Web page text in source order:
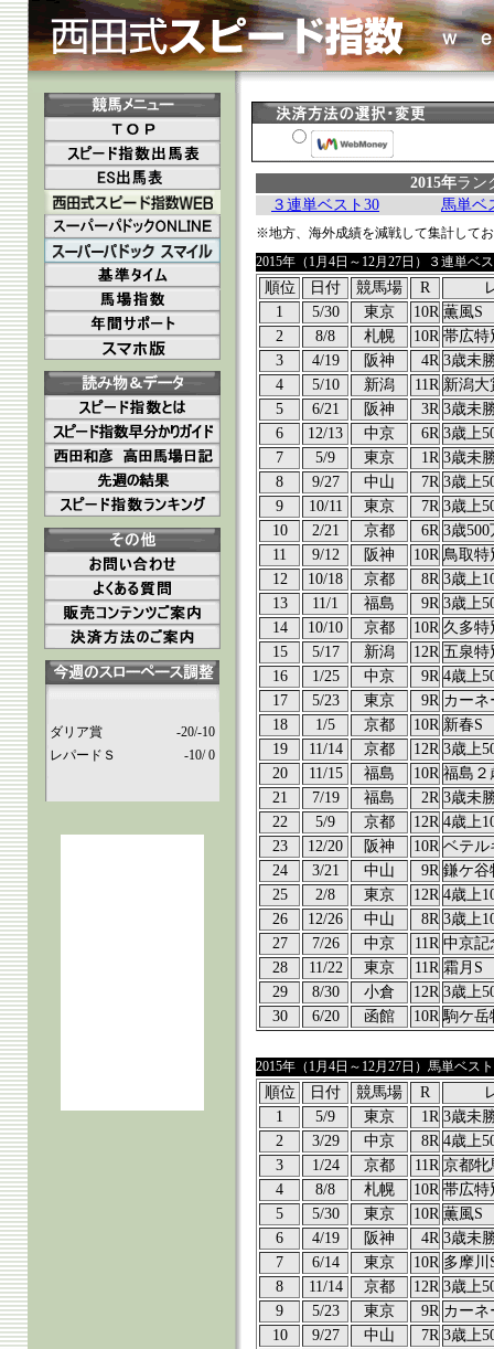
ダリア賞
-20/-10
レパードＳ
-10/ 0
2015年ラン
３連単ベスト30
馬単ベ
※地方、海外成績を減戦して集計して
2015年（1月4日～12月27日）３連単ベ
順位 日付 競馬場 R
1
5/30 東京 10R 薫風S
2
8/8 札幌 10R 帯広特
3
4/19 阪神 4R 3歳未
4
5/10 新潟 11R 新潟大
5
6/21 阪神 3R 3歳未
6
12/13 中京 6R 3歳上
7
5/9 東京 1R 3歳未
8
9/27 中山 7R 3歳上
9
10/11 東京 7R 3歳上
10
2/21 京都 6R 3歳500
11
9/12 阪神 10R 鳥取特
12
10/18 京都 8R 3歳上
13
11/1 福島 9R 3歳上
14
10/10 京都 10R 久多特
15
5/17 新潟 12R 五泉特
16
1/25 中京 9R 4歳上
17
5/23 東京 9R カーネ
18
1/5 京都 10R 新春S
19
11/14 京都 12R 3歳上
20
11/15 福島 10R 福島２
21
7/19 福島 2R 3歳未
22
5/9 京都 12R 4歳上
23
12/20 阪神 10R ベテル
24
3/21 中山 9R 鎌ケ谷
25
2/8 東京 12R 4歳上
26
12/26 中山 8R 3歳上
27
7/26 中京 11R 中京記
28
11/22 東京 11R 霜月S
29
8/30 小倉 12R 3歳上
30
6/20 函館 10R 駒ケ岳
2015年（1月4日～12月27日）馬単ベス
順位 日付 競馬場 R
1
5/9 東京 1R 3歳未
2
3/29 中京 8R 4歳上
3
1/24 京都 11R 京都牝
4
8/8 札幌 10R 帯広特
5
5/30 東京 10R 薫風S
6
4/19 阪神 4R 3歳未
7
6/14 東京 10R 多摩川
8
11/14 京都 12R 3歳上
9
5/23 東京 9R カーネ
10
9/27 中山 7R 3歳上